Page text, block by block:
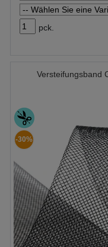
pck.
Versteifungsband
-30%